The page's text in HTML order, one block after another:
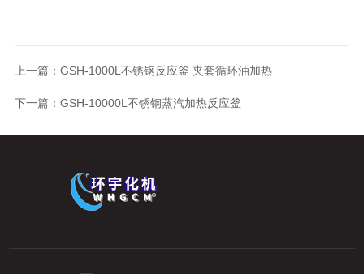
上一篇： GSH-1000L不锈钢反应釜 夹套循环油加热
下一篇： GSH-10000L不锈钢蒸汽加热反应釜